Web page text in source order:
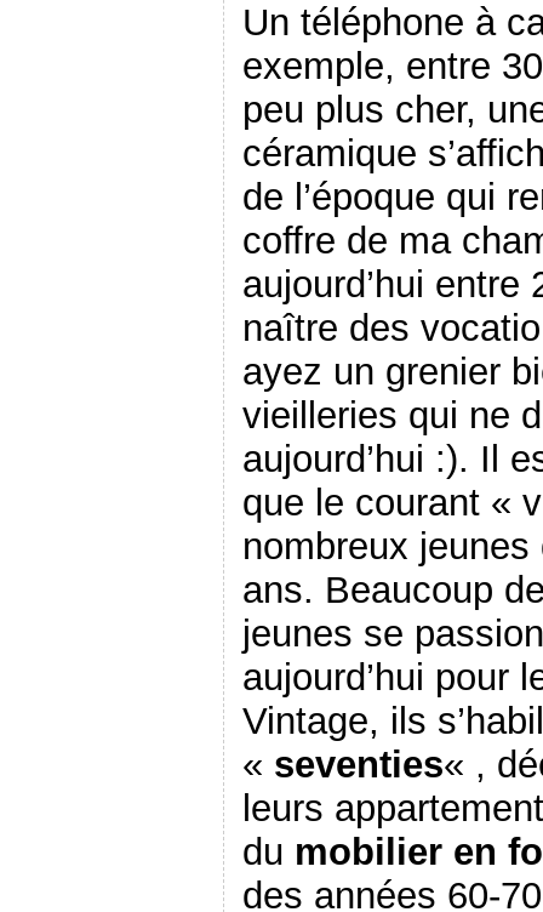
Un téléphone à
exemple, entre
peu plus cher,
céramique
de l’époque qui
coffre de ma
aujourd’hui
naître des
ayez un grenier
vieilleries qui ne
aujourd’hui :). Il
que le courant «
nombreux
ans. Beaucoup
jeunes se
aujourd’hui pour
Vintage, ils
« seventies« ,
leurs
du mobilier en
des années 60-